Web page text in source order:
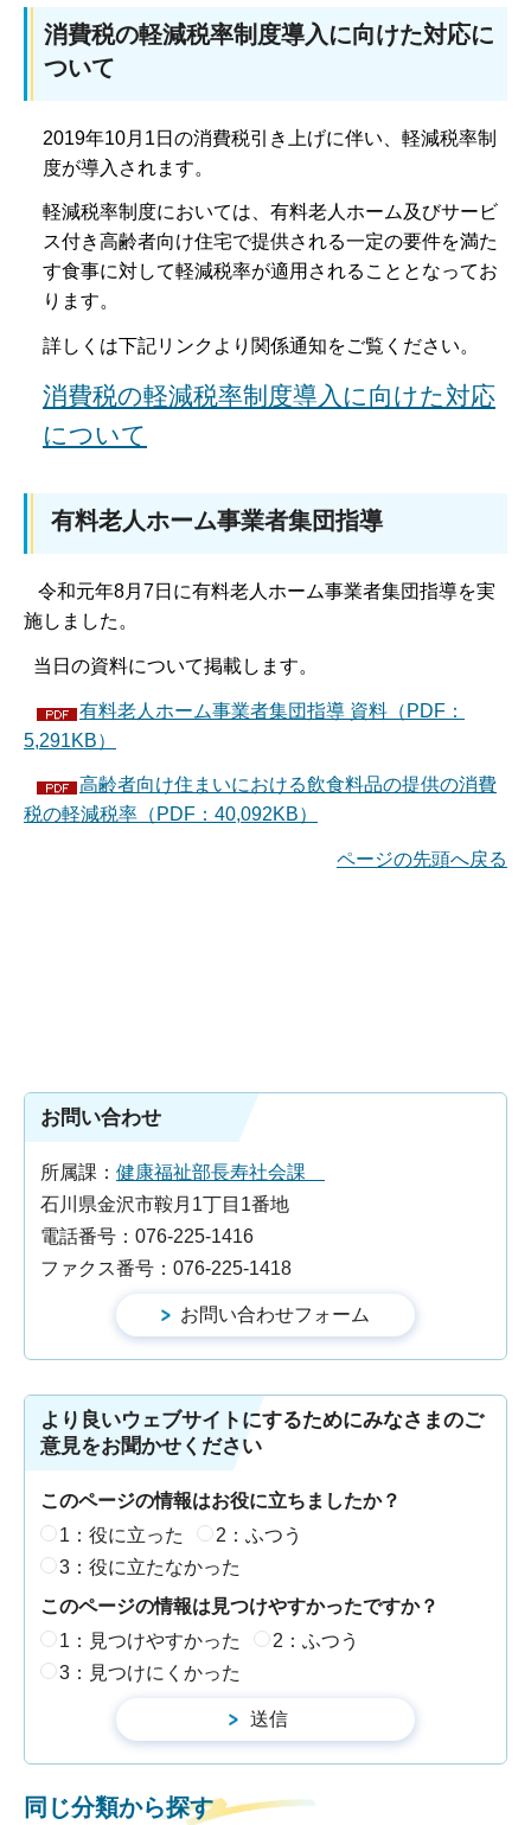
消費税の軽減税率制度導入に向けた対応に
ついて
2019年10月1日の消費税引き上げに伴い、軽減税率制
度が導入されます。
軽減税率制度においては、有料老人ホーム及びサービ
ス付き高齢者向け住宅で提供される一定の要件を満た
す食事に対して軽減税率が適用されることとなってお
ります。
詳しくは下記リンクより関係通知をご覧ください。
消費税の軽減税率制度導入に向けた対応
について
有料老人ホーム事業者集団指導
令和元年8月7日に有料老人ホーム事業者集団指導を実
施しました。
当日の資料について掲載します。
有料老人ホーム事業者集団指導 資料（PDF：
5,291KB）
高齢者向け住まいにおける飲食料品の提供の消費
税の軽減税率（PDF：40,092KB）
ページの先頭へ戻る
お問い合わせ
所属課： 健康福祉部長寿社会課
石川県金沢市鞍月1丁目1番地
電話番号：076-225-1416
ファクス番号：076-225-1418
より良いウェブサイトにするためにみなさまのご
意見をお聞かせください
このページの情報はお役に立ちましたか？
1：役に立った
2：ふつう
3：役に立たなかった
このページの情報は見つけやすかったですか？
1：見つけやすかった
2：ふつう
3：見つけにくかった
同じ分類から探す